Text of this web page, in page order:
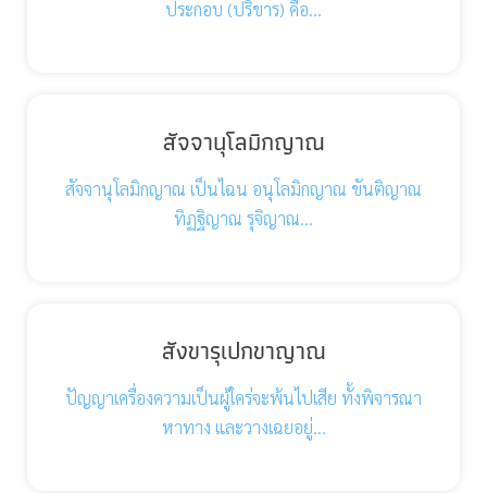
ประกอบ (ปริขาร) คือ…
สัจจานุโลมิกญาณ
สัจจานุโลมิกญาณ เป็นไฉน อนุโลมิกญาณ ขันติญาณ
ทิฏฐิญาณ รุจิญาณ…
สังขารุเปกขาญาณ
ปัญญาเครื่องความเป็นผู้ใคร่จะพ้นไปเสีย ทั้งพิจารณา
หาทาง และวางเฉยอยู่…